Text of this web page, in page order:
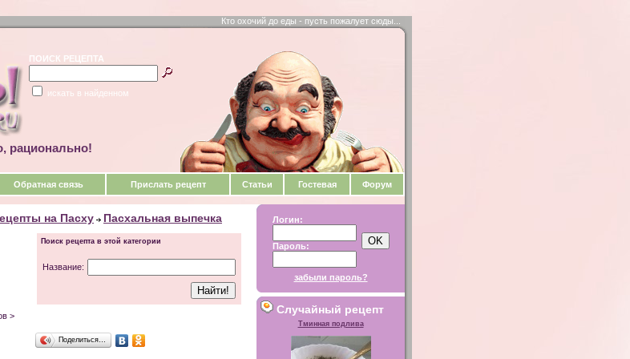
ПОИСК РЕЦЕПТА
искать в найденном
рационально!
Кто охочий до еды - пусть пожалует сюды...
Обратная связь Прислать рецепт Статьи Гостевая Форум
на Пасху Пасхальная выпечка
Поиск рецепта в этой категории
Название:
>
Поделиться…
Логин:
Пароль:
забыли пароль?
Случайный рецепт
Тминная подлива